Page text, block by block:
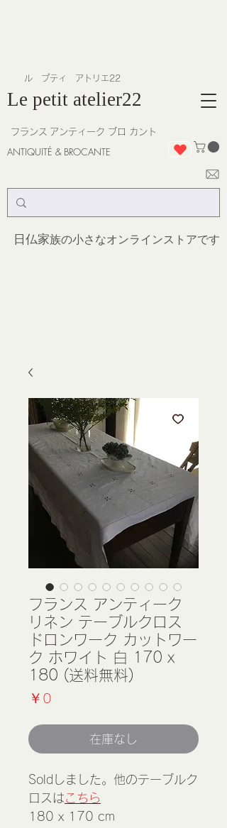
Le petit atelier22
ANTIQUITÉ & BROCANTE
アンティーク ブロ カント
日仏家族の小さなオンラインストアです
​ル プティ アトリエ22
フランス
フランス アンティーク
リネン テーブルクロス
ドロンワーク カットワー
ク ホワイト 白 170 x
180 (送料無料)
￥0
在庫なし
Soldしました。他のテーブルク
ロスはこちら
180 x 170 cm